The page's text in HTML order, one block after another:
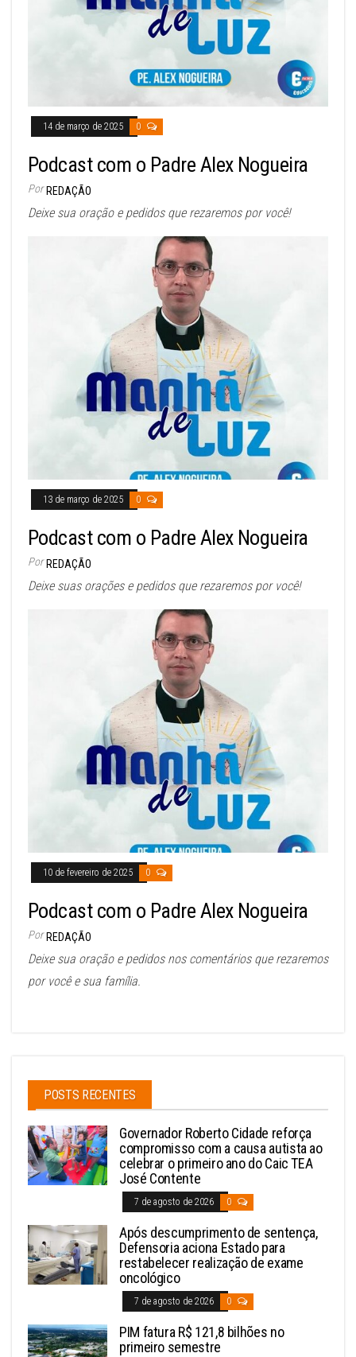
14 de março de 2025 0
Podcast com o Padre Alex Nogueira
Por REDAÇÃO
Deixe sua oração e pedidos que rezaremos por você!
13 de março de 2025 0
Podcast com o Padre Alex Nogueira
Por REDAÇÃO
Deixe suas orações e pedidos que rezaremos por você!
10 de fevereiro de 2025 0
Podcast com o Padre Alex Nogueira
Por REDAÇÃO
Deixe sua oração e pedidos nos comentários que rezaremos
por você e sua família.
POSTS RECENTES
Governador Roberto Cidade reforça
compromisso com a causa autista ao
celebrar o primeiro ano do Caic TEA
José Contente
7 de agosto de 2026 0
Após descumprimento de sentença,
Defensoria aciona Estado para
restabelecer realização de exame
oncológico
7 de agosto de 2026 0
PIM fatura R$ 121,8 bilhões no
primeiro semestre